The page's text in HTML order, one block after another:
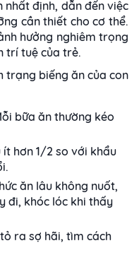
định, dẫn đến việc
cần thiết cho cơ thể.
hưởng nghiêm trọng
trí tuệ của trẻ.
trạng biếng ăn của con
bữa ăn thường kéo
ít hơn 1/2 so với khẩu
ăn lâu không nuốt,
đi, khóc lóc khi thấy
ra sợ hãi, tìm cách